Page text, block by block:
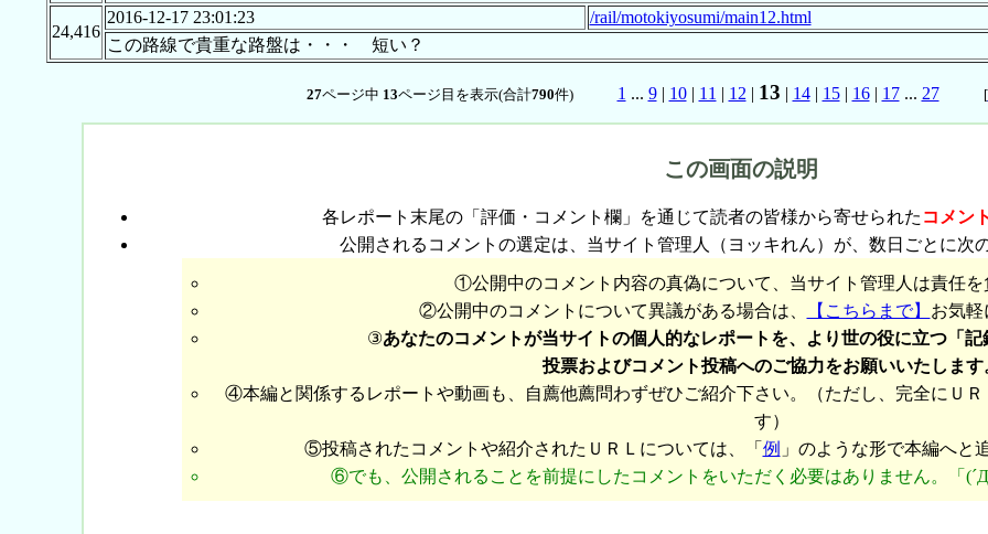
24,416
2016-12-17 23:01:23
/rail/motokiyosumi/main12.html
この路線で貴重な路盤は・・・ 短い？
27ページ中 13ページ目を表示(合計790件) 1 ... 9| 10| 11 | 12 | 13 | 14| 15| 16| 17... 27 [
この画面の説明
各レポート末尾の「評価・コメント欄」を通じて読者の皆様から寄せられた コメン
公開されるコメントの選定は、当サイト管理人（ヨッキれん）が、数日ごとに次
①公開中のコメント内容の真偽について、当サイト管理人は責任を
②公開中のコメントについて異議がある場合は、
【こちらまで】 お気
③あなたのコメントが当サイトの個人的なレポートを、より世の役に立つ「
投票およびコメント投稿へのご協力をお願いいたします
④本編と関係するレポートや動画も、自薦他薦問わずぜひご紹介下さい。（ただし、完全にＵ
す）
⑤投稿されたコメントや紹介されたＵＲＬについては、「 例 」のような形で本編へと
⑥でも、公開されることを前提にしたコメントをいただく必要はありません。「